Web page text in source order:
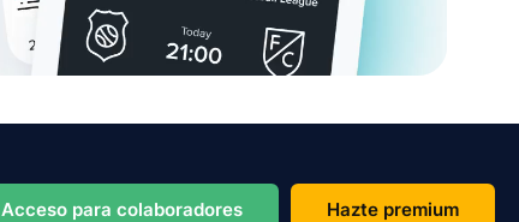
Acceso para colaboradores Hazte premium